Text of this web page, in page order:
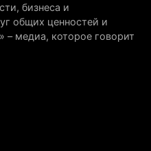
казахстанских
искусственному
при котором не
бизнеса и
общих ценностей и
– медиа, которое говорит